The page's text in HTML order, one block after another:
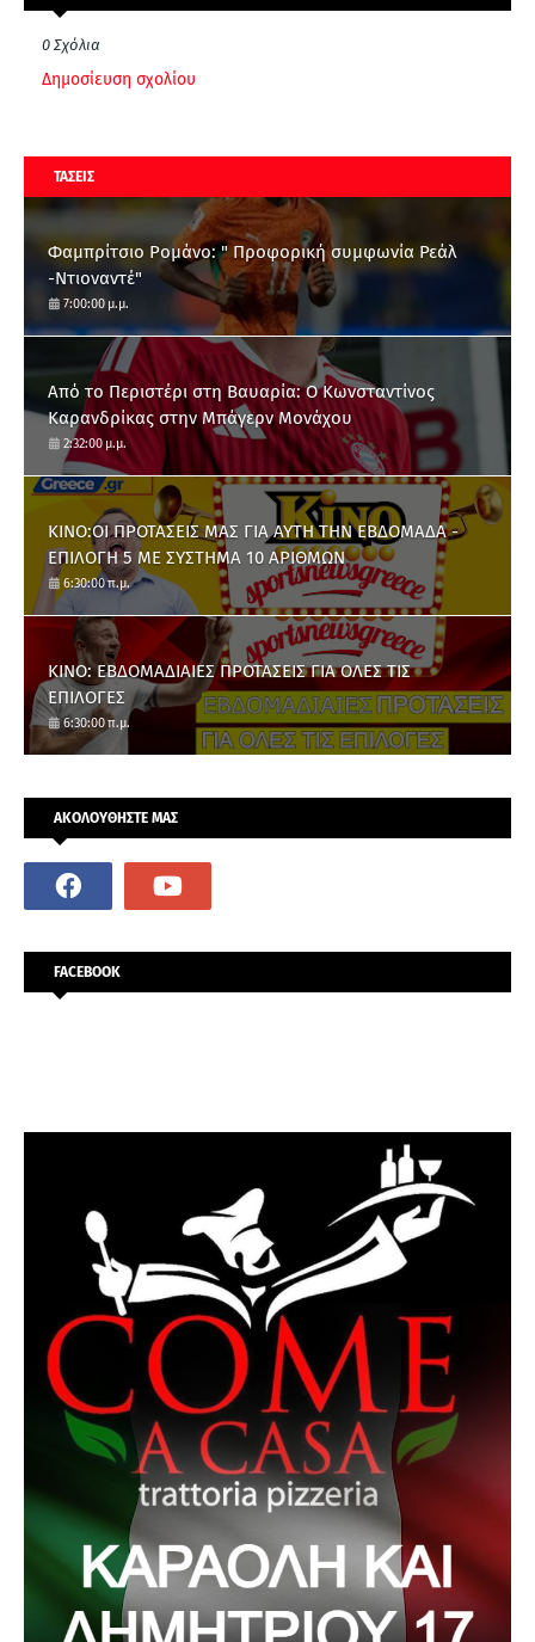
0 Σχόλια
Δημοσίευση σχολίου
ΤΑΣΕΙΣ
Φαμπρίτσιο Ρομάνο: " Προφορική συμφωνία Ρεάλ
-Ντιοναντέ"
7:00:00 μ.μ.
Από το Περιστέρι στη Βαυαρία: O Κωνσταντίνος
Καρανδρίκας στην Μπάγερν Μονάχου
2:32:00 μ.μ.
ΚΙΝΟ:ΟΙ ΠΡΟΤΑΣΕΙΣ ΜΑΣ ΓΙΑ ΑΥΤΗ ΤΗΝ ΕΒΔΟΜΑΔΑ -
ΕΠΙΛΟΓΗ 5 ΜΕ ΣΥΣΤΗΜΑ 10 ΑΡΙΘΜΩΝ
6:30:00 π.μ.
ΚΙΝΟ: ΕΒΔΟΜΑΔΙΑΙΕΣ ΠΡΟΤΑΣΕΙΣ ΓΙΑ ΟΛΕΣ ΤΙΣ
ΕΠΙΛΟΓΕΣ
6:30:00 π.μ.
ΑΚΟΛΟΥΘΗΣΤΕ ΜΑΣ
FACEBOOK